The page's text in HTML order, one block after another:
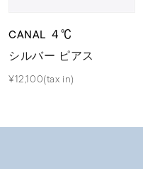
CANAL ４℃
シルバー ピアス
¥12,100(tax in)